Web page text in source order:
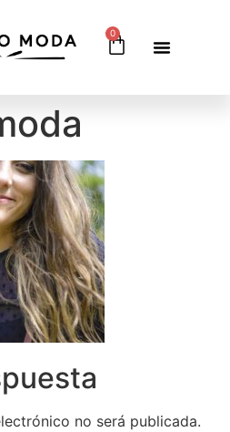
0
no será publicada.